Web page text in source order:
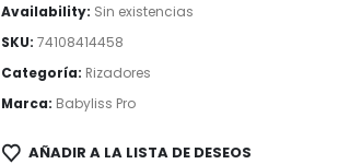
Availability: Sin existencias
SKU: 74108414458
Categoría: Rizadores
Marca: Babyliss Pro
AÑADIR A LA LISTA DE DESEOS